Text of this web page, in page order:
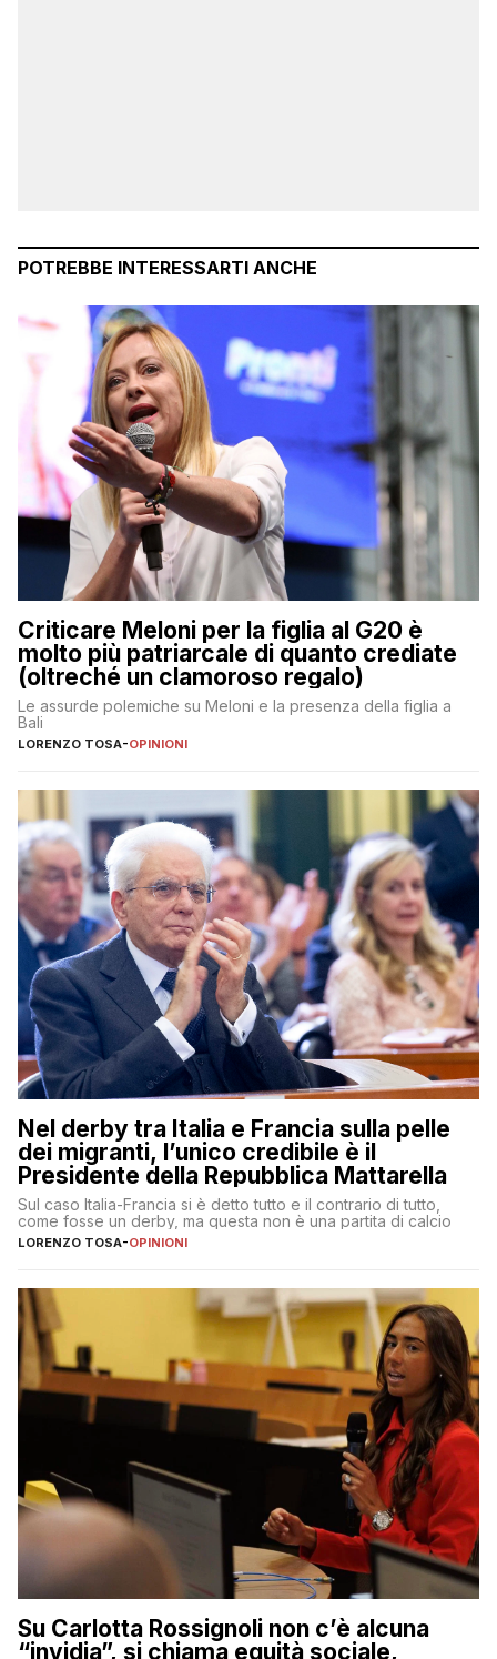
POTREBBE INTERESSARTI ANCHE
Criticare Meloni per la figlia al G20 è
molto più patriarcale di quanto crediate
(oltreché un clamoroso regalo)
Le assurde polemiche su Meloni e la presenza della figlia a
Bali
LORENZO TOSA-OPINIONI
Nel derby tra Italia e Francia sulla pelle
dei migranti, l’unico credibile è il
Presidente della Repubblica Mattarella
Sul caso Italia-Francia si è detto tutto e il contrario di tutto,
come fosse un derby, ma questa non è una partita di calcio
LORENZO TOSA-OPINIONI
Su Carlotta Rossignoli non c’è alcuna
“invidia”, si chiama equità sociale,